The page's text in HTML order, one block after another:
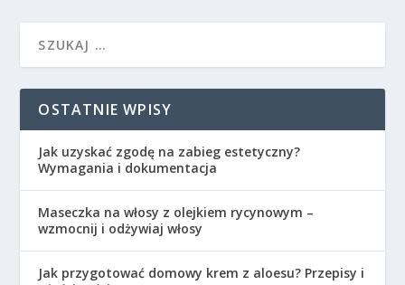
OSTATNIE WPISY
Jak uzyskać zgodę na zabieg estetyczny?
Wymagania i dokumentacja
Maseczka na włosy z olejkiem rycynowym –
wzmocnij i odżywiaj włosy
Jak przygotować domowy krem z aloesu? Przepisy i